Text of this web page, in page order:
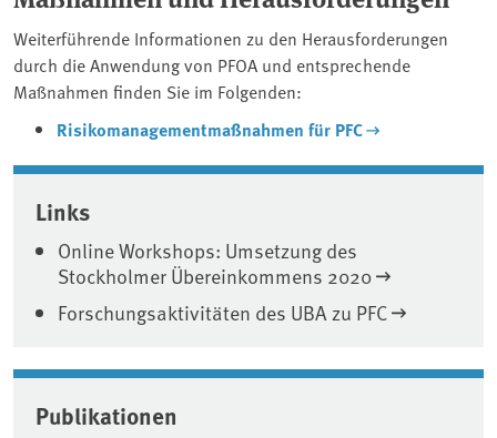
Weiterführende Informationen zu den Herausforderungen
durch die Anwendung von PFOA und entsprechende
Maßnahmen finden Sie im Folgenden:
Risikomanagementmaßnahmen für PFC
Associated content
Links
Online Workshops: Umsetzung des
Stockholmer Übereinkommens 2020
Forschungsaktivitäten des UBA zu PFC
Publikationen